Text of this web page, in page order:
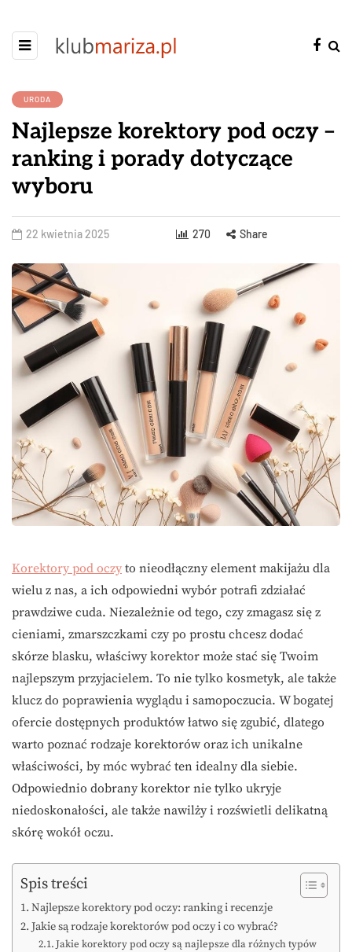
URODA
Najlepsze korektory pod oczy –
ranking i porady dotyczące
wyboru
22 kwietnia 2025 270 Share
Korektory pod oczy to nieodłączny element makijażu dla
wielu z nas, a ich odpowiedni wybór potrafi zdziałać
prawdziwe cuda. Niezależnie od tego, czy zmagasz się z
cieniami, zmarszczkami czy po prostu chcesz dodać
skórze blasku, właściwy korektor może stać się Twoim
najlepszym przyjacielem. To nie tylko kosmetyk, ale także
klucz do poprawienia wyglądu i samopoczucia. W bogatej
ofercie dostępnych produktów łatwo się zgubić, dlatego
warto poznać rodzaje korektorów oraz ich unikalne
właściwości, by móc wybrać ten idealny dla siebie.
Odpowiednio dobrany korektor nie tylko ukryje
niedoskonałości, ale także nawilży i rozświetli delikatną
skórę wokół oczu.
Spis treści
Najlepsze korektory pod oczy: ranking i recenzje
Jakie są rodzaje korektorów pod oczy i co wybrać?
Jakie korektory pod oczy są najlepsze dla różnych typów